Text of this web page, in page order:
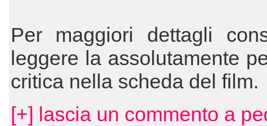
Per maggiori dettagli
leggere la assolutamente
critica nella scheda del film.
[+] lascia un commento a